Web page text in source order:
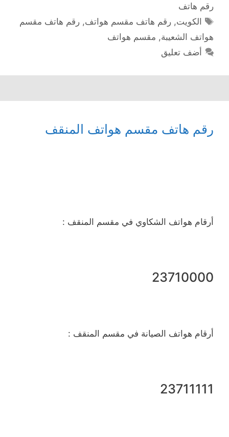
رقم هاتف
الوسوم
الكويت,رقم هاتف مقسم هواتف,رقم هاتف مقسم
هواتف الشعيبة, مقسم هواتف
أضف تعليق
رقم هاتف مقسم هواتف المنقف
أرقام هواتف الشكاوي في مقسم المنقف :
23710000
أرقام هواتف الصيانة في مقسم المنقف :
23711111